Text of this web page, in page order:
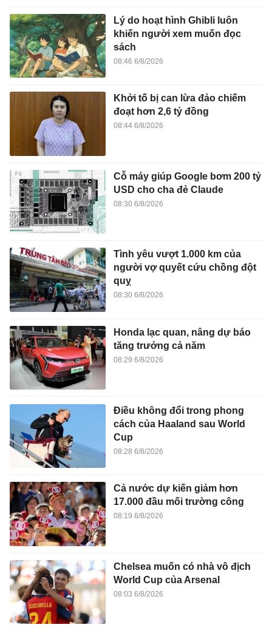
Lý do hoạt hình Ghibli luôn
khiến người xem muốn đọc
sách
08:46 6/8/2026
Khởi tố bị can lừa đảo chiếm
đoạt hơn 2,6 tỷ đồng
08:44 6/8/2026
Cỗ máy giúp Google bơm 200 tỷ
USD cho cha đẻ Claude
08:30 6/8/2026
Tình yêu vượt 1.000 km của
người vợ quyết cứu chồng đột
quỵ
08:30 6/8/2026
Honda lạc quan, nâng dự báo
tăng trưởng cả năm
08:29 6/8/2026
Điều không đổi trong phong
cách của Haaland sau World
Cup
08:28 6/8/2026
Cả nước dự kiến giảm hơn
17.000 đầu mối trường công
08:19 6/8/2026
Chelsea muốn có nhà vô địch
World Cup của Arsenal
08:03 6/8/2026